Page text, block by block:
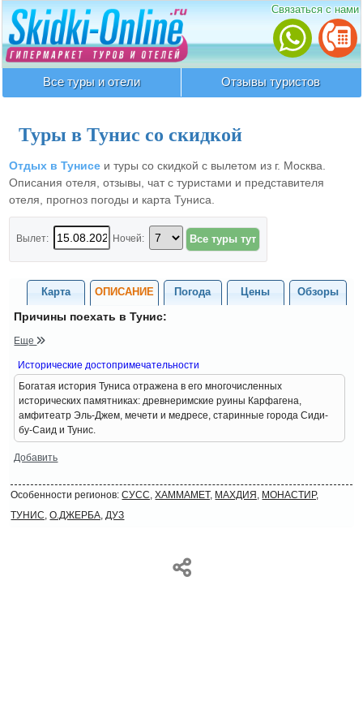
Связаться с нами
Все туры и отели Отзывы туристов
Туры в Тунис со скидкой
Отдых в Тунисе и туры со скидкой с вылетом из г. Москва.
Описания отеля, отзывы, чат с туристами и представителя
отеля, прогноз погоды и карта Туниса.
Вылет: Ночей:
Карта ОПИСАНИЕ Погода Цены Обзоры
Причины поехать в Тунис:
Еще
Исторические достопримечательности
Богатая история Туниса отражена в его многочисленных
исторических памятниках: древнеримские руины Карфагена,
амфитеатр Эль-Джем, мечети и медресе, старинные города Сиди-
бу-Саид и Тунис.
Добавить
Особенности регионов:СУСС, ХАММАМЕТ, МАХДИЯ, МОНАСТИР,
ТУНИС, О.ДЖЕРБА, ДУЗ